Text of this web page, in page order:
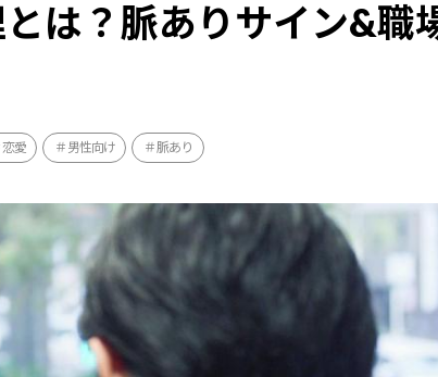
は？脈ありサイン&職
恋愛 男性向け 脈あり